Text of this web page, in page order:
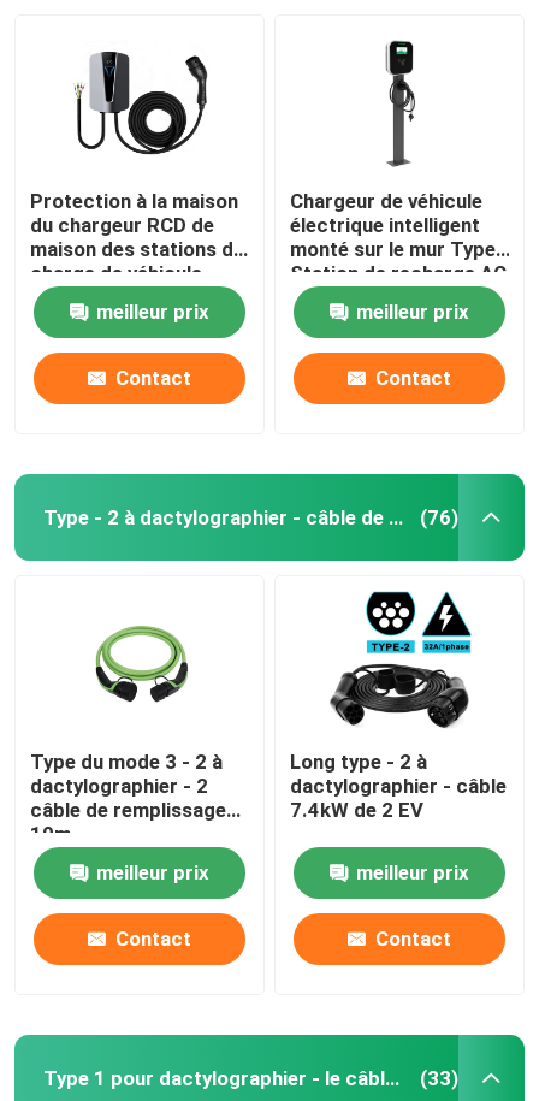
Protection à la maison
du chargeur RCD de
maison des stations de
charge de véhicule
électrique de veste de
TPU 22kwmeilleur prix
Contact
Chargeur de véhicule
électrique intelligent
monté sur le mur Type2
Station de recharge AC
Argent câble de 5 m
7.4-11-22KW
meilleur prix
Contact
Type - 2 à dactylographier - câble de 2 EV (76)
Type du mode 3 - 2 à
dactylographier - 2
câble de remplissage
10m
meilleur prix
Contact
Long type - 2 à
dactylographier - câble
7.4kW de 2 EV
meilleur prix
Contact
Type 1 pour dactylographier - le câble de 2 EV (33)